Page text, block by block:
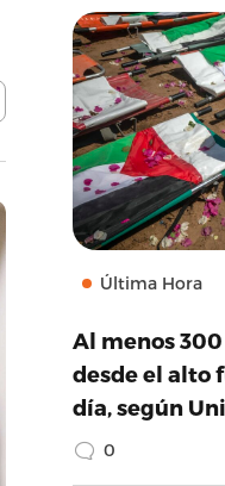
Última Hora
Al menos
desde el alto
día, según
0